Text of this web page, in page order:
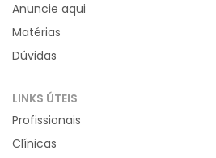
Anuncie aqui
Matérias
Dúvidas
LINKS ÚTEIS
Profissionais
Clínicas